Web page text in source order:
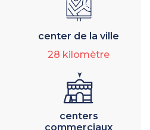
center de la ville
28 kilomètre
centers
commerciaux